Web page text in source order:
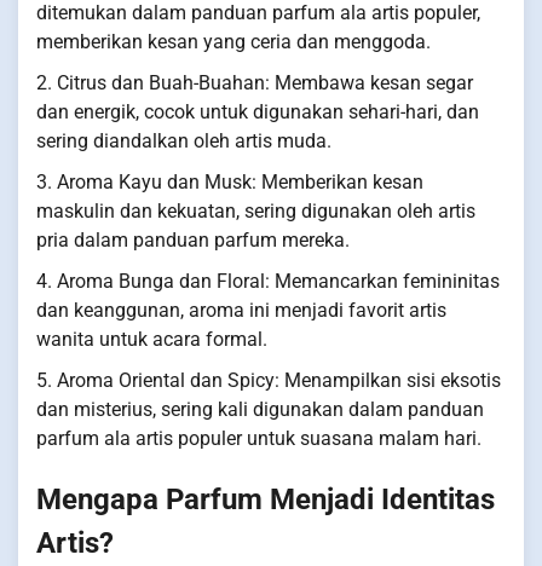
ditemukan dalam panduan parfum ala artis populer,
memberikan kesan yang ceria dan menggoda.
2. Citrus dan Buah-Buahan: Membawa kesan segar
dan energik, cocok untuk digunakan sehari-hari, dan
sering diandalkan oleh artis muda.
3. Aroma Kayu dan Musk: Memberikan kesan
maskulin dan kekuatan, sering digunakan oleh artis
pria dalam panduan parfum mereka.
4. Aroma Bunga dan Floral: Memancarkan femininitas
dan keanggunan, aroma ini menjadi favorit artis
wanita untuk acara formal.
5. Aroma Oriental dan Spicy: Menampilkan sisi eksotis
dan misterius, sering kali digunakan dalam panduan
parfum ala artis populer untuk suasana malam hari.
Mengapa Parfum Menjadi Identitas
Artis?